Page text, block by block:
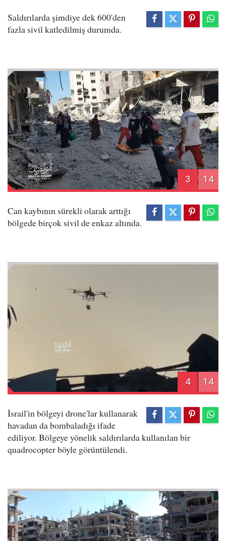
Saldırılarda şimdiye dek 600'den
fazla sivil katledilmiş durumda.
3 14
Can kaybının sürekli olarak arttığı
bölgede birçok sivil de enkaz altında.
4 14
İsrail'in bölgeyi drone'lar kullanarak
havadan da bombaladığı ifade
ediliyor. Bölgeye yönelik saldırılarda kullanılan bir
quadrocopter böyle görüntülendi.